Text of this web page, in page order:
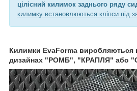
цілісний килимок заднього ряду
килимку встановлюються кліпси під
Килимки EvaForma виробляються
дизайнах "РОМБ", "КРАПЛЯ" або